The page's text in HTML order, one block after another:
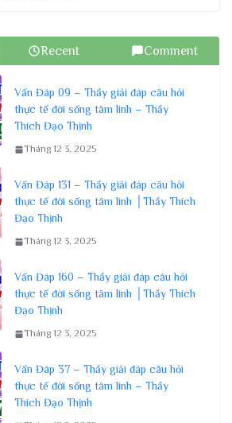
Recent Comment
Vấn Đáp 09 – Thầy giải đáp câu hỏi
thực tế đời sống tâm linh – Thầy
Thích Đạo Thịnh
Tháng 12 3, 2025
Vấn Đáp 131 – Thầy giải đáp câu hỏi
thực tế đời sống tâm linh │Thầy Thích
Đạo Thịnh
Tháng 12 3, 2025
Vấn Đáp 160 – Thầy giải đáp câu hỏi
thực tế đời sống tâm linh │Thầy Thích
Đạo Thịnh
Tháng 12 3, 2025
Vấn Đáp 37 – Thầy giải đáp câu hỏi
thực tế đời sống tâm linh – Thầy
Thích Đạo Thịnh